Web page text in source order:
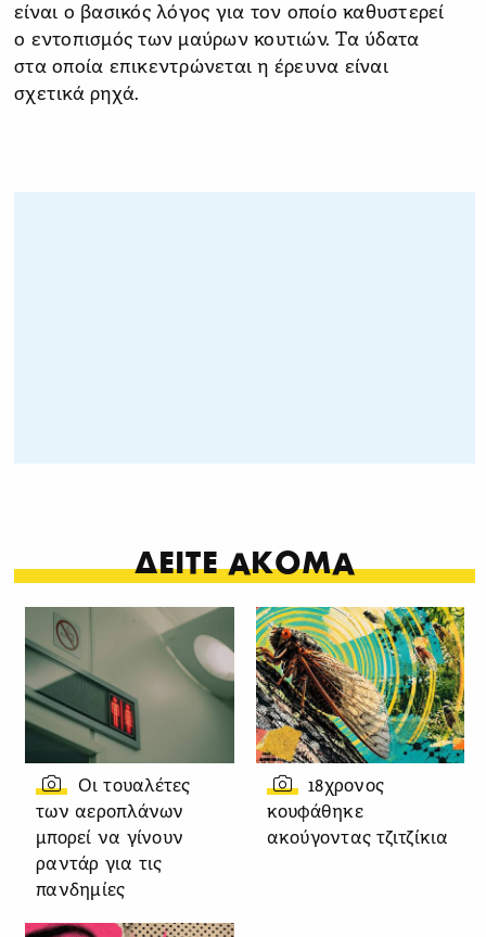
είναι ο βασικός λόγος για τον οποίο καθυστερεί
ο εντοπισμός των μαύρων κουτιών. Τα ύδατα
στα οποία επικεντρώνεται η έρευνα είναι
σχετικά ρηχά.
ΔΕΙΤΕ ΑΚΟΜΑ
Οι τουαλέτες
των αεροπλάνων
μπορεί να γίνουν
ραντάρ για τις
πανδημίες
18χρονος
κουφάθηκε
ακούγοντας τζιτζίκια